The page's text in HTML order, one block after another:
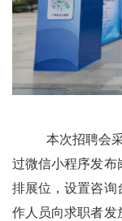
本次招聘会
过微信小程序发布
排展位，设置咨询
作人员向求职者发